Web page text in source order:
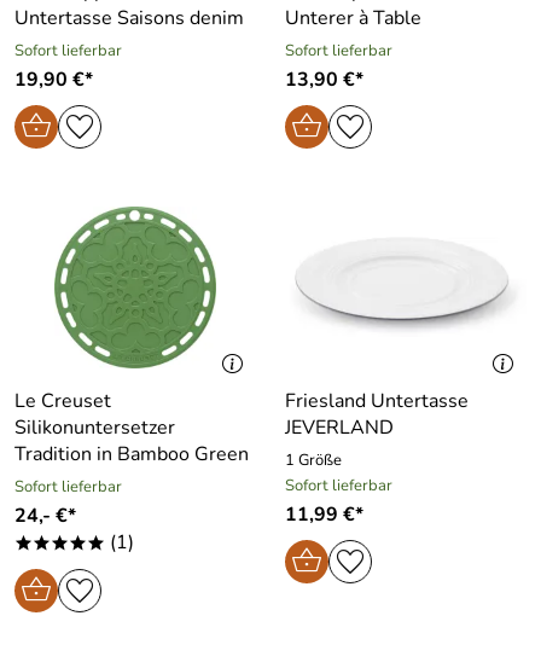
Untertasse Saisons denim
Sofort lieferbar
19,90 €*
Unterer à Table
Sofort lieferbar
13,90 €*
Le Creuset
Silikonuntersetzer
Tradition in Bamboo Green
Sofort lieferbar
24,- €*
***** (1)
Friesland Untertasse
JEVERLAND
1 Größe
Sofort lieferbar
11,99 €*